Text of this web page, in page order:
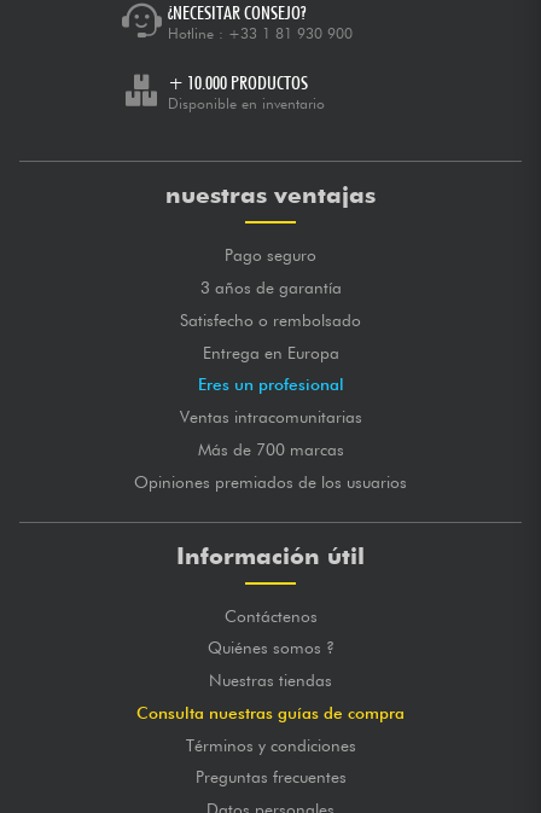
¿NECESITAR CONSEJO?
Hotline : +33 1 81 930 900
+ 10.000 PRODUCTOS
Disponible en inventario
nuestras ventajas
Pago seguro
3 años de garantía
Satisfecho o rembolsado
Entrega en Europa
Eres un profesional
Ventas intracomunitarias
Más de 700 marcas
Opiniones premiados de los usuarios
Información útil
Contáctenos
Quiénes somos ?
Nuestras tiendas
Consulta nuestras guías de compra
Términos y condiciones
Preguntas frecuentes